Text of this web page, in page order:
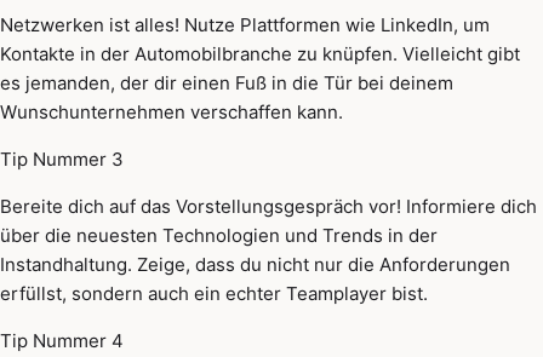
Netzwerken ist alles! Nutze Plattformen wie LinkedIn, um
Kontakte in der Automobilbranche zu knüpfen. Vielleicht gibt
es jemanden, der dir einen Fuß in die Tür bei deinem
Wunschunternehmen verschaffen kann.
Tip Nummer 3
Bereite dich auf das Vorstellungsgespräch vor! Informiere dich
über die neuesten Technologien und Trends in der
Instandhaltung. Zeige, dass du nicht nur die Anforderungen
erfüllst, sondern auch ein echter Teamplayer bist.
Tip Nummer 4